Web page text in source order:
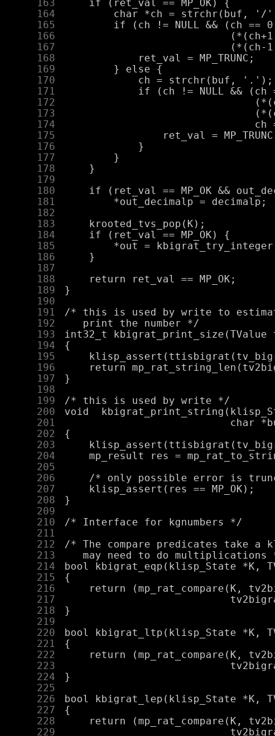
    163
    164
    165
    166
    167
    168
    169
    170
    171
    172
    173
    174
    175
    176
    177
    178
    179
    180
    181
    182
    183
    184
    185
    186
    187
    188
    189
    190
    191
    192
    193
    194
    195
    196
    197
    198
    199
    200
    201
    202
    203
    204
    205
    206
    207
    208
    209
    210
    211
    212
    213
    214
    215
    216
    217
    218
    219
    220
    221
    222
    223
    224
    225
    226
    227
    228
    229